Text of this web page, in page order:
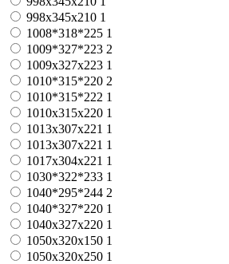
998х345х210 1
1008*318*225 1
1009*327*223 2
1009х327х223 1
1010*315*220 2
1010*315*222 1
1010x315x220 1
1013x307x221 1
1013х307х221 1
1017x304x221 1
1030*322*233 1
1040*295*244 2
1040*327*220 1
1040x327x220 1
1050x320x150 1
1050x320x250 1